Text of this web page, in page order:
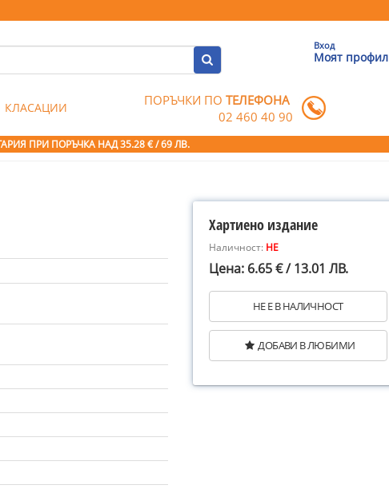
Вход
Моят профил
КЛАСАЦИИ ПОРЪЧКИ ПОТЕЛЕФОНА
02 460 40 90
ПРИ ПОРЪЧКА НАД 35.28 € / 69 ЛВ.
Хартиено издание
Наличност: НЕ
Цена: 6.65 € / 13.01 ЛВ.
НЕ Е В НАЛИЧНОСТ
ДОБАВИ В ЛЮБИМИ